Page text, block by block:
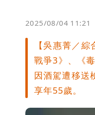
白海豚
2025/08/04 11:21
【吳惠菁／
戰爭3》、《
因酒駕遭移送
享年55歲。